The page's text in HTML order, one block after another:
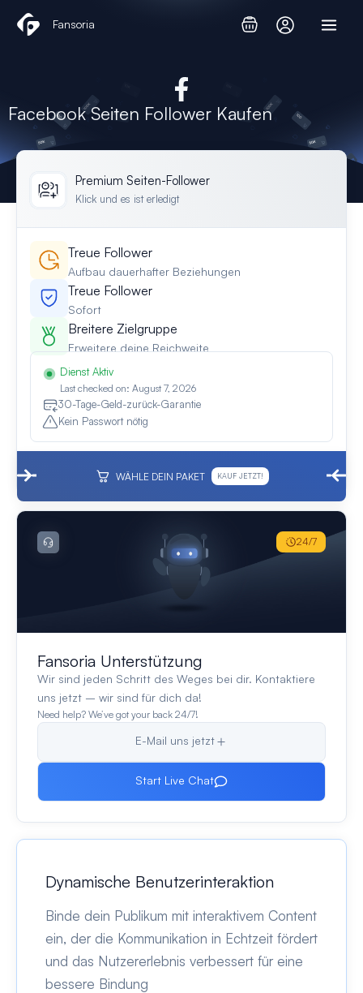
Inhalt
Fansoria
Facebook Seiten Follower Kaufen
Premium Seiten-Follower
Klick und es ist erledigt
Treue Follower
Aufbau dauerhafter Beziehungen
Treue Follower
Sofort
Breitere Zielgruppe
Erweitere deine Reichweite
Dienst Aktiv
Last checked on: August 7, 2026
30-Tage-Geld-zurück-Garantie
Kein Passwort nötig
WÄHLE DEIN PAKET KAUF JETZT!
Fansoria Unterstützung
Wir sind jeden Schritt des Weges bei dir. Kontaktiere
uns jetzt – wir sind für dich da!
Need help? We’ve got your back 24/7!
E-Mail uns jetzt
Start Live Chat
24/7
Dynamische Benutzerinteraktion
Binde dein Publikum mit interaktivem Content
ein, der die Kommunikation in Echtzeit fördert
und das Nutzererlebnis verbessert für eine
bessere Bindung